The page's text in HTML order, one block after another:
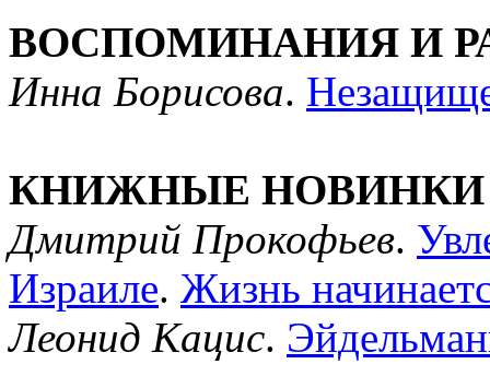
ВОСПОМИНАНИЯ И
Инна Борисова.
КНИЖНЫЕ НОВИНКИ
Дмитрий Прокофьев.
Израиле. Жизнь
Леонид Кацис.